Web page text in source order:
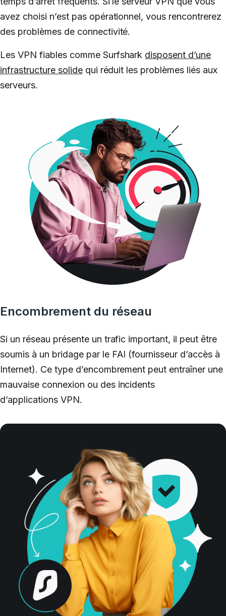
avez choisi n’est pas opérationnel, vous rencontrerez
des problèmes de connectivité.
Les VPN fiables comme Surfshark disposent d’une
infrastructure solidequi réduit les problèmes liés aux
serveurs.
Encombrement du réseau
Si un réseau présente un trafic important, il peut être
soumis à un bridage par le FAI (fournisseur d’accès à
Internet). Ce type d’encombrement peut entraîner une
mauvaise connexion ou des incidents
d’applications VPN.